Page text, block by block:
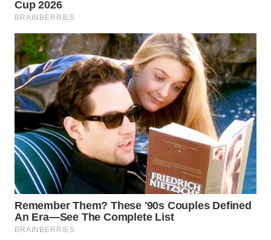
INDRAMAYU
WN
KUNINGAN
WN
MAJALENGKA
WN
SUBANG
WN
SUKABUMI
WN
PURWAKARTA